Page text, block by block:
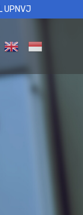
UPNVJ